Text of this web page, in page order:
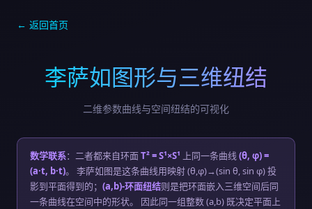
← 返回首页
李萨如图形与三维纽结
二维参数曲线与空间纽结的可视化
数学联系：二者都来自环面T² = S¹×S¹ 上同一条曲线 (θ, φ) =
(a·t, b·t)。 李萨如图是这条曲线用映射 (θ,φ)→(sin θ, sin φ) 投
影到平面得到的； (a,b)-环面纽结则是把环面嵌入三维空间后同
一条曲线在空间中的形状。 因此同一组整数 (a,b) 既决定平面上